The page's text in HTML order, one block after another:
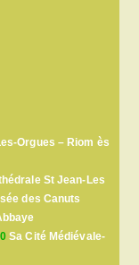
Orgues – Riom ès
St Jean-Les
des Canuts
Sa Cité Médiévale-